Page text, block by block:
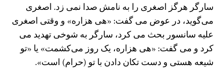
سارگر هرگز اصغری را به نامش صدا نمی زد. اصغری
می‌گوید، در عوض می ‌گفت: «هی هزاره» و وقتی اصغری
علیه سانسور بحث می‌ کرد، سارگر به شوخی تهدید می
‌کرد و می ‌گفت: «هی هزاره، یک روز می‌کشمت» یا «تو
شیعه هستی و دست تکان دادن با تو (حرام) است».